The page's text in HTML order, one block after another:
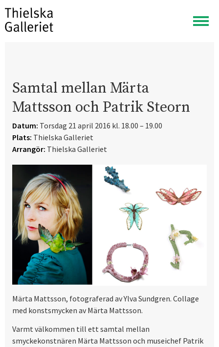
Visa
meny
Samtal mellan Märta
Mattsson och Patrik Steorn
Datum: Torsdag 21 april 2016 kl. 18.00 – 19.00
Plats: Thielska Galleriet
Arrangör: Thielska Galleriet
Märta Mattsson, fotograferad av Ylva Sundgren. Collage
med konstsmycken av Märta Mattsson.
Varmt välkommen till ett samtal mellan
smyckekonstnären Märta Mattsson och museichef Patrik